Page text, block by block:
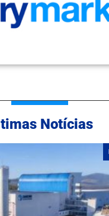
ltimas Notícias